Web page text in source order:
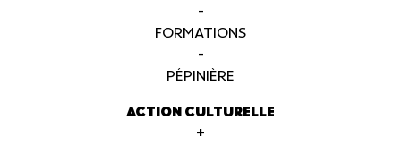
-
FORMATIONS
-
PÉPINIÈRE
ACTION CULTURELLE
+